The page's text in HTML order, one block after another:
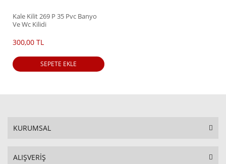
Kale Kilit 269 P 35 Pvc Banyo
Ve Wc Kilidi
300,00 TL
SEPETE EKLE
KURUMSAL
ALIŞVERİŞ